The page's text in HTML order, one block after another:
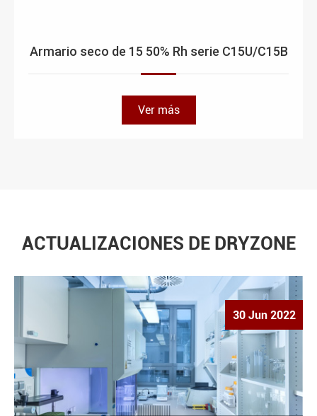
Armario seco de 15 50% Rh serie C15U/C15B
Ver más
ACTUALIZACIONES DE DRYZONE
30 Jun 2022